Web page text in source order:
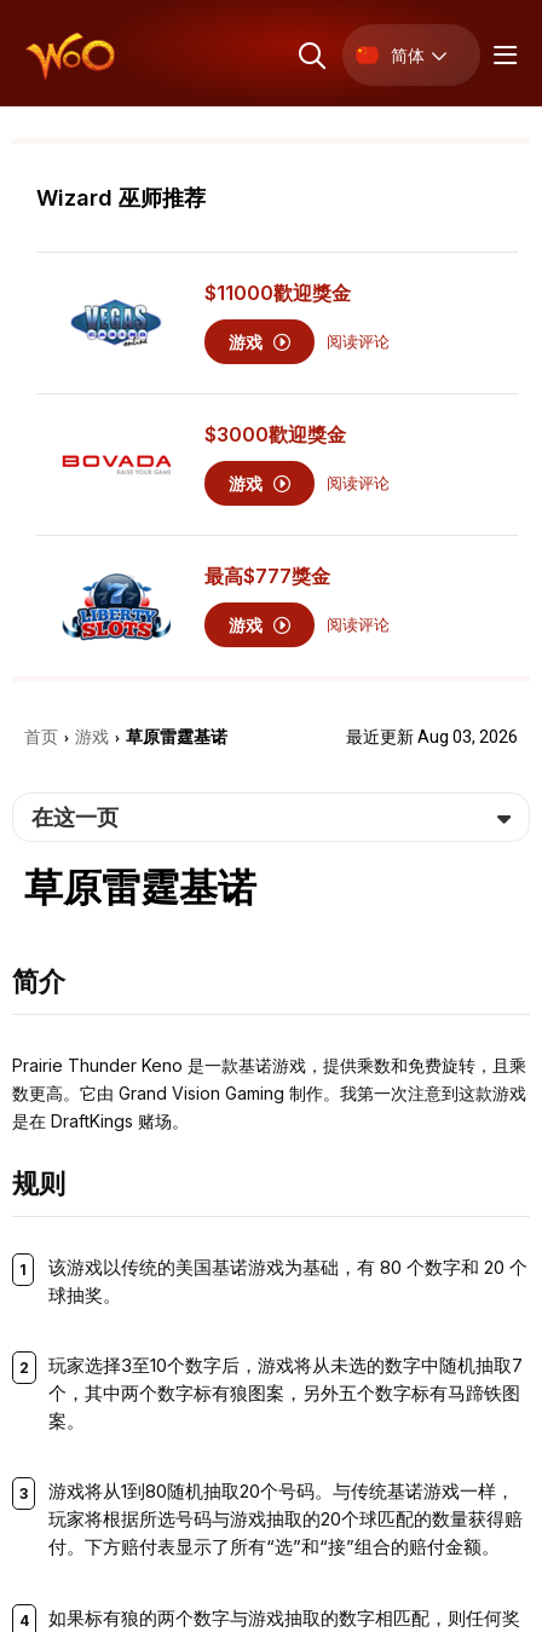
简体
Wizard 巫师推荐
$11000歡迎獎金
游戏 阅读评论
$3000歡迎獎金
游戏 阅读评论
最高$777獎金
游戏 阅读评论
首页 › 游戏 › 草原雷霆基诺 最近更新 Aug 03, 2026
在这一页
草原雷霆基诺
简介
Prairie Thunder Keno 是一款基诺游戏，提供乘数和免费旋转，且乘
数更高。它由 Grand Vision Gaming 制作。我第一次注意到这款游戏
是在 DraftKings 赌场。
规则
该游戏以传统的美国基诺游戏为基础，有 80 个数字和 20 个
球抽奖。
玩家选择3至10个数字后，游戏将从未选的数字中随机抽取7
个，其中两个数字标有狼图案，另外五个数字标有马蹄铁图
案。
游戏将从1到80随机抽取20个号码。与传统基诺游戏一样，
玩家将根据所选号码与游戏抽取的20个球匹配的数量获得赔
付。下方赔付表显示了所有“选”和“接”组合的赔付金额。
如果标有狼的两个数字与游戏抽取的数字相匹配，则任何奖